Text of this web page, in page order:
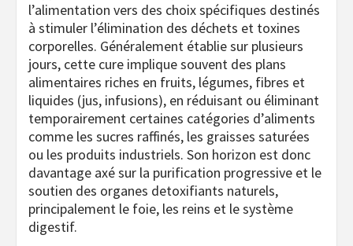
l’alimentation vers des choix spécifiques destinés
à stimuler l’élimination des déchets et toxines
corporelles. Généralement établie sur plusieurs
jours, cette cure implique souvent des plans
alimentaires riches en fruits, légumes, fibres et
liquides (jus, infusions), en réduisant ou éliminant
temporairement certaines catégories d’aliments
comme les sucres raffinés, les graisses saturées
ou les produits industriels. Son horizon est donc
davantage axé sur la purification progressive et le
soutien des organes detoxifiants naturels,
principalement le foie, les reins et le système
digestif.